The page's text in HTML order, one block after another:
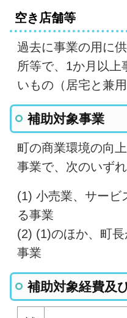
空き店舗等
過去に事業の用に
所等で、1か月以上
いもの（居宅と兼
補助対象事業
町の商業環境の向
事業で、次のいず
(1) 小売業、サービ
る事業
(2) (1)のほか、町
事業
補助対象経費及